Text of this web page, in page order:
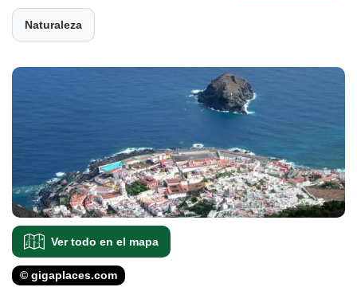
Naturaleza
Ver todo en el mapa
© gigaplaces.com